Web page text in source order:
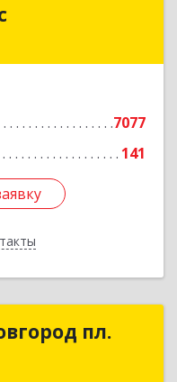
7077
141
офис
№ 1/4, пом.3-12,14
Подробнее
пл.пл.